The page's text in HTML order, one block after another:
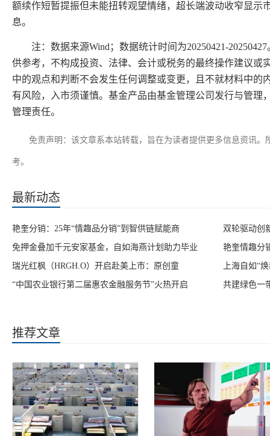
额续作短暂提振但未能扭转观望情绪，超长端波动收窄显示
息。
注：数据来源Wind；数据统计时间为20250421-
供参考，不构成投资、法律、会计或税务的最终操作建议或
中的观点和判断不会发生任何调整或变更，且不就材料中的
有风险，入市须谨慎。基金产品由基金管理公司发行与管理
管理责任。
免责声明：该文章系本站转载，旨在为读者提供更多信息资讯
考。
最新动态
艳奎分销：25年“情趣品分销”到智供链赋能商 双轮驱动创
免押金叠加千元安家基金，自如海燕计划助力毕业 艳奎情趣分
瑞光红枫（HRGH.O）开启赴美上市：原创童 上海自如“
“中国农业银行第二届惠农金融服务节”火热开启 共建绿色一
推荐文章